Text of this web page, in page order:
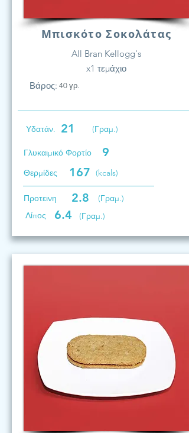
Μπισκότο Σοκολάτας
All Bran Kellogg's
x1 τεμάχιο
Βάρος: 40 γρ.
Υδατάν. 21 (Γραμ.)
Γλυκαιμικό Φορτίο 9
Θερμίδες 167 (kcals)
Προτεινη 2.8
(Γραμ.)
Λίπος
6.4 (Γραμ.)